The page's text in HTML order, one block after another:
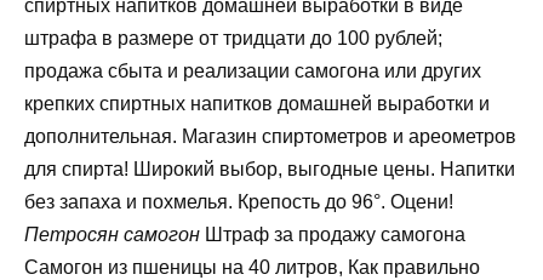
спиртных напитков домашней выработки в виде
штрафа в размере от тридцати до 100 рублей;
продажа сбыта и реализации самогона или других
крепких спиртных напитков домашней выработки и
дополнительная. Магазин спиртометров и ареометров
для спирта! Широкий выбор, выгодные цены. Напитки
без запаха и похмелья. Крепость до 96°. Оцени!
Петросян самогон Штраф за продажу самогона
Самогон из пшеницы на 40 литров, Как правильно